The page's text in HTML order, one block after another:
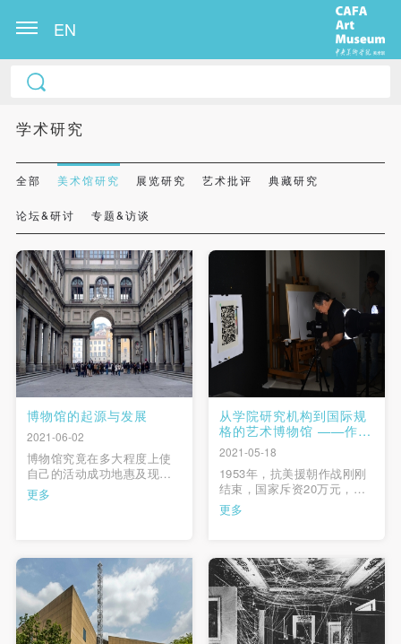
EN
学术研究
全部 美术馆研究 展览研究 艺术批评 典藏研究
论坛&研讨 专题&访谈
博物馆的起源与发展
2021-06-02
博物馆究竟在多大程度上使
自己的活动成功地惠及现代
社会中的贫困者与少数族
裔？作为保存、展示和解释
馆越来越成为触及艺术本性
的批判性研究的主体。 …
更多
从学院研究机构到国际规
格的艺术博物馆 ——作
为“智识载体”的中央美术
学院美术馆
2021-05-18
1953年，抗美援朝作战刚刚
结束，国家斥资20万元，由
著名建筑设计师张开济设计
部署，在位于王府井大街旁
璧、特点突出的建筑，正面
上方镶有中央美术学院十几
位著名艺术家集体创作的、
反映中央美术学院建院初期
所设专 …
更多